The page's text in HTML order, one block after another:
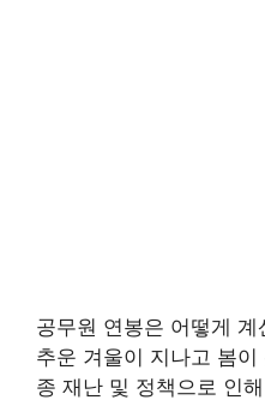
공무원 연봉은 어떻게
추운 겨울이 지나고 봄
종 재난 및 정책으로 인